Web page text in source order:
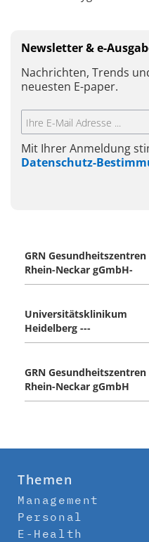
Newsletter & e-
Nachrichten, Trends
neuesten E-paper.
Mit Ihrer Anmeldung
Datenschutz-
GRN Gesundheitszentren
Rhein-Neckar gGmbH-
Universitätsklinikum
Heidelberg ---
GRN Gesundheitszentren
Rhein-Neckar gGmbH
Themen
Management
Personal
E-Health